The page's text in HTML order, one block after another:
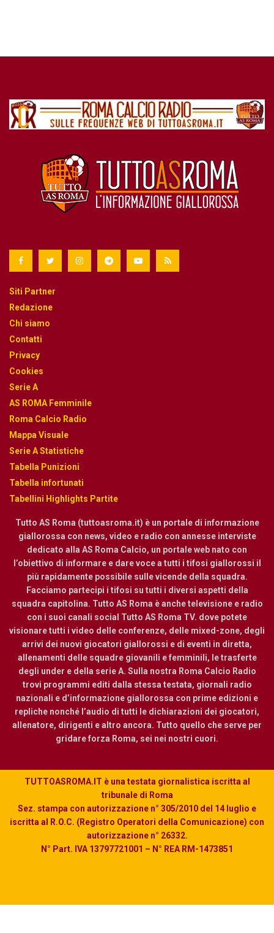
Siti Partner
Redazione
Chi siamo
Contatti
Privacy
Cookies
Serie A
AS ROMA Femminile
Roma Calcio Radio
Mappa Visuale
Serie A Statistiche
Tabella Punizioni
Tabella infortunati
Tabellini Highlights Partite
Tutto AS Roma (tuttoasroma.it) è un portale di informazione
giallorossa con news, video e radio con annesse interviste
dedicato alla AS Roma Calcio, un portale web nato con
l’obiettivo di informare e dare voce a tutti i tifosi giallorossi il
più rapidamente possibile sulle vicende della squadra.
Facciamo partecipi i tifosi su tutti i diversi aspetti della
squadra capitolina. Tutto AS Roma è anche televisione e radio
con i suoi canali social Tutto AS Roma TV. dove potete
visionare tutti i video delle conferenze, delle mixed-zone, degli
arrivi dei nuovi giocatori giallorossi e di eventi in diretta,
allenamenti delle squadre giovanili e femminili, le trasferte
degli under e della serie A. Sulla nostra Roma Calcio Radio
trovi programmi editi dalla stessa testata, giornali radio
nazionali e d’informazione giallorossa con prime edizioni e
repliche nonché l’audio di tutti le dichiarazioni dei giocatori,
allenatore, dirigenti e altro ancora. Tutto quello che serve per
gridare forza Roma, sei nei nostri cuori.
TUTTOASROMA.IT è una testata giornalistica iscritta al
tribunale di Roma
Sez. stampa con autorizzazione n° 305/2010 del 14 luglio e
iscritta al R.O.C. (Registro Operatori della Comunicazione) con
autorizzazione n° 26332.
N° Part. IVA 13797721001 – N° REA RM-1473851